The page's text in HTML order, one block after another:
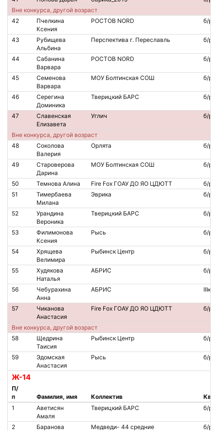
Вне конкурса, другой возраст
42
Пчелкина
Ксения
РОСТОВ NORD б/р
43
Рубищева
Альбина
Перспектива г. Переславль б/р
44
Сабанина
Варвара
РОСТОВ NORD б/р
45
Семенова
Варвара
МОУ Болтинская СОШ б/р
46
Серегина
Доминика
Тверицкий БАРС б/р
47
Славенская
Елизавета
Углич б/р
Вне конкурса, другой возраст
48
Соколова
Валерия
Орлята б/р
49
Староверова
Дарина
МОУ Болтинская СОШ б/р
50 Темнова Алина Fire Fox ГОАУ ДО ЯО ЦДЮТТ
б/р
51
Тимербаева
Милана
Эврика б/р
52
Урандина
Вероника
Тверицкий БАРС б/р
53
Филимонова
Ксения
Рысь б/р
54
Хрящева
Велимира
Рыбинск Центр б/р
55
Худякова
Наталья
АБРИС б/р
56
Чебурахина
Анна
АБРИС IIIю
57
Чиканова
Анастасия
Fire Fox ГОАУ ДО ЯО ЦДЮТТ б/р
Вне конкурса, другой возраст
58
Щедрина
Таисия
Рыбинск Центр б/р
59
Эдомская
Анастасия
Рысь б/р
Ж-14
П/
п
Фамилия, имя Коллектив
1
Аветисян
Амаля
Тверицкий БАРС б/р
2
Баранова
Медведи- 44 средние б/р